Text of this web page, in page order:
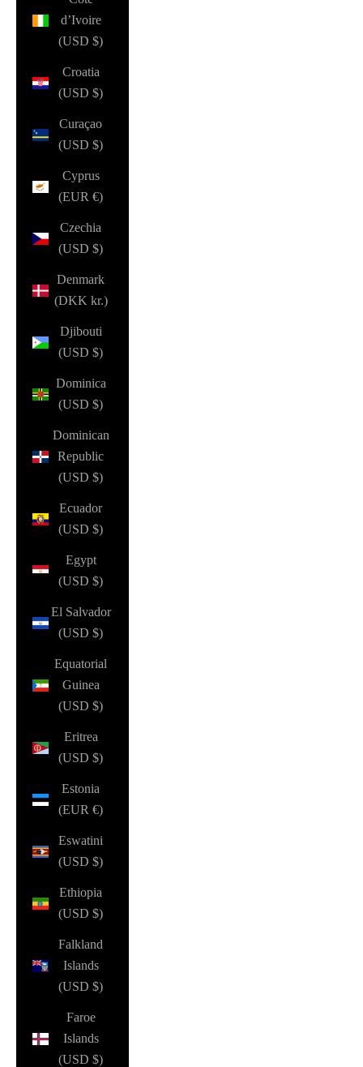
d’Ivoire
(USD $)
Croatia
(USD $)
Curaçao
(USD $)
Cyprus
(EUR €)
Czechia
(USD $)
Denmark
(DKK kr.)
Djibouti
(USD $)
Dominica
(USD $)
Dominican
Republic
(USD $)
Ecuador
(USD $)
Egypt
(USD $)
El Salvador
(USD $)
Equatorial
Guinea
(USD $)
Eritrea
(USD $)
Estonia
(EUR €)
Eswatini
(USD $)
Ethiopia
(USD $)
Falkland
Islands
(USD $)
Faroe
Islands
(USD $)